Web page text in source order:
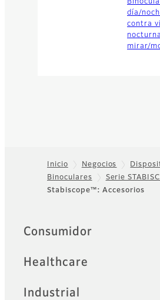
día/
contra
mirar/
Footer
Inicio Negocios
Binoculares
Serie
Stabiscope™: Accesorios
Sitemap
Consumidor
Healthcare
Industrial